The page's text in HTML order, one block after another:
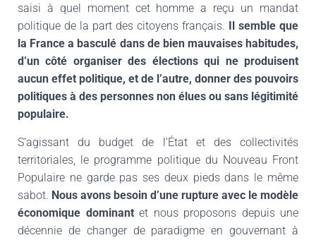
saisi à quel moment cet homme a reçu un mandat
politique de la part des citoyens français. Il semble que
la France a basculé dans de bien mauvaises habitudes,
d’un côté organiser des élections qui ne produisent
aucun effet politique, et de l’autre, donner des pouvoirs
politiques à des personnes non élues ou sans légitimité
populaire.
S’agissant du budget de l’État et des collectivités
territoriales, le programme politique du Nouveau Front
Populaire ne garde pas ses deux pieds dans le même
sabot. Nous avons besoin d’une rupture avec le modèle
économique dominant et nous proposons depuis une
décennie de changer de paradigme en gouvernant à